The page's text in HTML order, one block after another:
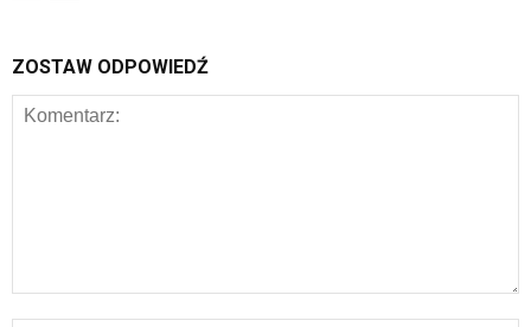
ZOSTAW ODPOWIEDŹ